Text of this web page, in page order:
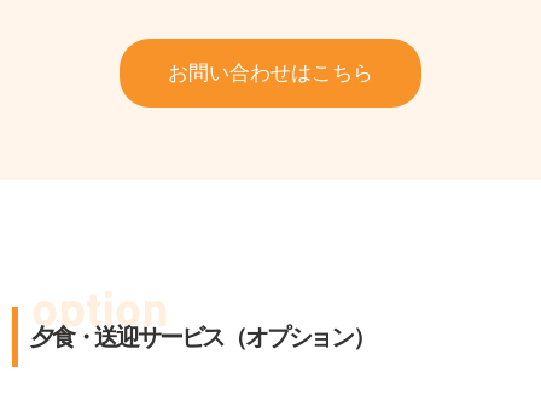
お問い合わせはこちら
option
夕食・送迎サービス（オプション）